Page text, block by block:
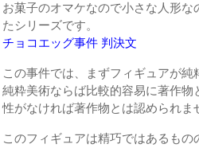
お菓子のオマケなので小さな人形
たシリーズです。
チョコエッグ事件 判決文
この事件では、まずフィギュアが純
純粋美術ならば比較的容易に著作
性がなければ著作物とは認められま
このフィギュアは精巧ではあるも